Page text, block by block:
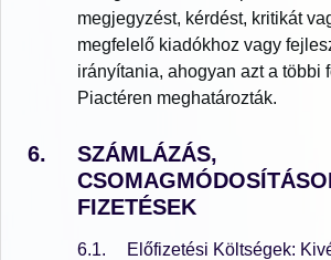
megjegyzést, kérdést, kritikát
megfelelő kiadókhoz vagy
irányítania, ahogyan azt a többi
Piactéren meghatározták.
SZÁMLÁZÁS,
FIZETÉSEK
Előfizetési Költségek: